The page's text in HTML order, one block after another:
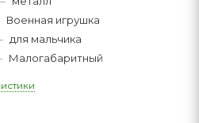
Военная игрушка
для мальчика
Малогабаритный